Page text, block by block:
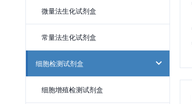
微量法生化试剂盒
常量法生化试剂盒
细胞检测试剂盒
细胞增殖检测试剂盒